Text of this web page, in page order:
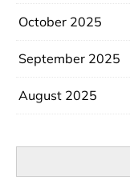
October 2025
September 2025
August 2025